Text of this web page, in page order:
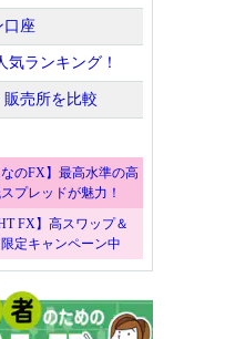
口座
ランキング！
販売所を比較
のFX】最高水準の高
プレッドが魅力！
FX】高スワップ＆
定キャンペーン中